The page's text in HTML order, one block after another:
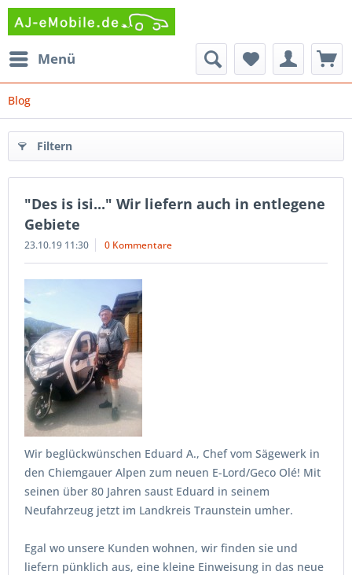
Menü
Blog
Filtern
"Des is isi..." Wir liefern auch in entlegene
Gebiete
23.10.19 11:30 0 Kommentare
Wir beglückwünschen Eduard A., Chef vom Sägewerk in
den Chiemgauer Alpen zum neuen E-Lord/Geco Olé! Mit
seinen über 80 Jahren saust Eduard in seinem
Neufahrzeug jetzt im Landkreis Traunstein umher.
Egal wo unsere Kunden wohnen, wir finden sie und
liefern pünklich aus, eine kleine Einweisung in das neue